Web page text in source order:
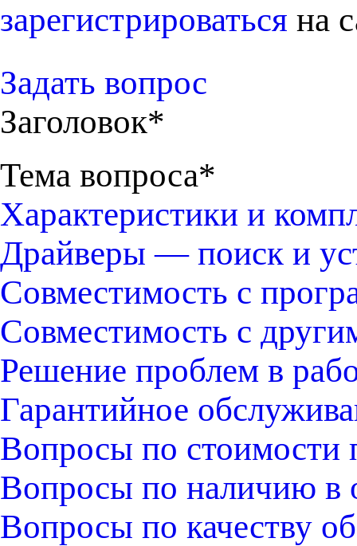
зарегистрироваться на
Задать вопрос
Заголовок*
Тема вопроса*
Характеристики и
Драйверы — поиск и
Совместимость с
Совместимость с
Решение проблем в
Гарантийное
Вопросы по стоимости
Вопросы по наличию в
Вопросы по качеству